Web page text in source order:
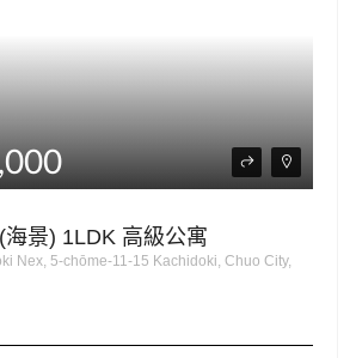
景) 1LDK 高級公寓
Nex, 5-chōme-11-15 Kachidoki, Chuo City,